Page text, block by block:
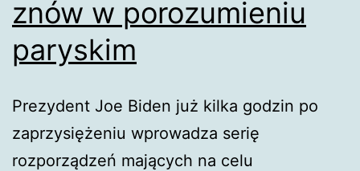
znów w porozumieniu
paryskim
Prezydent Joe Biden już kilka godzin po
zaprzysiężeniu wprowadza serię
rozporządzeń mających na celu